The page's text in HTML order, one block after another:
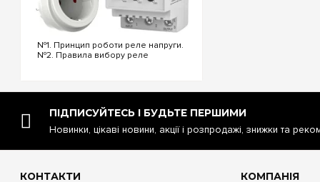
№1. Принцип роботи реле напруги.
№2. Правила вибору реле
Fi. №5. Реле напруги чи
стабілізатор: що ...
ПІДПИСУЙТЕСЬ І БУДЬТЕ ПЕРШИМИ
Новинки, цікаві новини, акції і розпродажі, знижки та
КОНТАКТИ КОМПАНІЯ